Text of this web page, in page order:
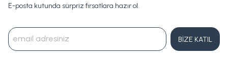
E-posta kutunda sürpriz fırsatlara hazır ol.
BİZE KATIL